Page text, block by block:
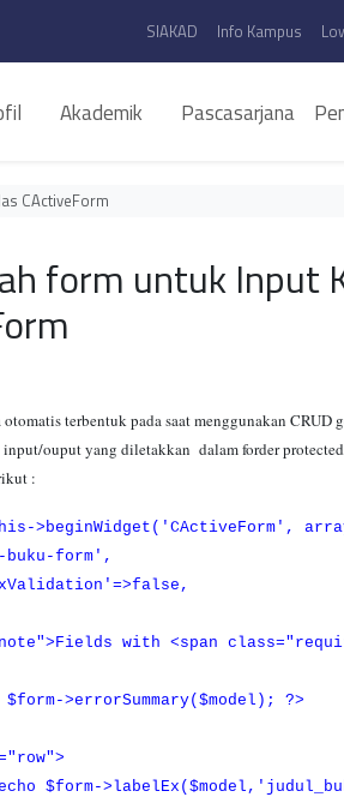
SIAKAD Info Kampus
Akademik Pascasarjana
CActiveForm
form untuk Input
otomatis terbentuk pada saat menggunakan
input/ouput yang diletakkan dalam forder
:
>beginWidget('CActiveForm',
form',
with <span
>errorSummary($model); ?>